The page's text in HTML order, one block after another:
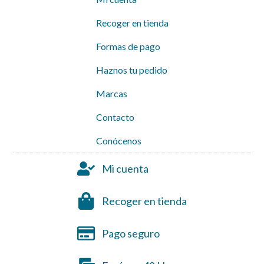
Recoger en tienda
Formas de pago
Haznos tu pedido
Marcas
Contacto
Conócenos
Mi cuenta
Recoger en tienda
Pago seguro